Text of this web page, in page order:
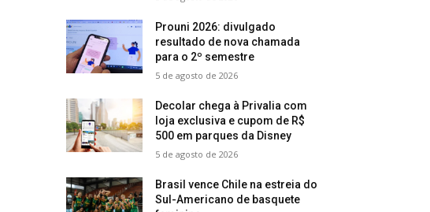
Prouni 2026: divulgado
resultado de nova chamada
para o 2º semestre
5 de agosto de 2026
Decolar chega à Privalia com
loja exclusiva e cupom de R$
500 em parques da Disney
5 de agosto de 2026
Brasil vence Chile na estreia do
Sul-Americano de basquete